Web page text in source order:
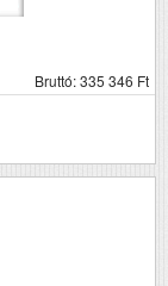
Bruttó: 335 346 Ft